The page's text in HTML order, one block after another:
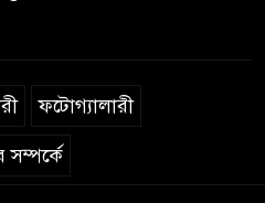
ফটোগ্যালারী